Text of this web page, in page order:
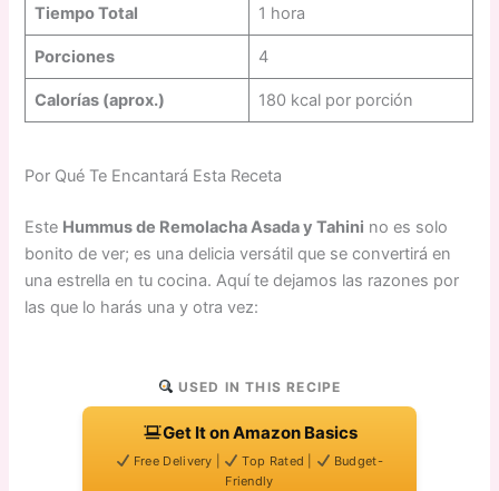
Tiempo Total 1 hora
Porciones 4
Calorías (aprox.) 180 kcal por porción
Por Qué Te Encantará Esta Receta
Este Hummus de Remolacha Asada y Tahini no es solo
bonito de ver; es una delicia versátil que se convertirá en
una estrella en tu cocina. Aquí te dejamos las razones por
las que lo harás una y otra vez:
USED IN THIS RECIPE
Get It on Amazon Basics
Free Delivery | Top Rated |
Budget-
Friendly